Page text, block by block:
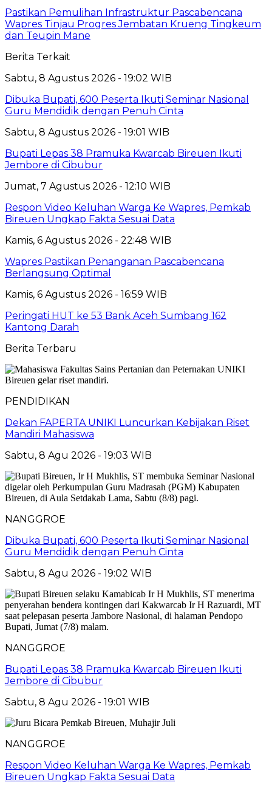
Pastikan Pemulihan Infrastruktur Pascabencana
Wapres Tinjau Progres Jembatan Krueng Tingkeum
dan Teupin Mane
Berita Terkait
Sabtu, 8 Agustus 2026 - 19:02 WIB
Dibuka Bupati, 600 Peserta Ikuti Seminar Nasional
Guru Mendidik dengan Penuh Cinta
Sabtu, 8 Agustus 2026 - 19:01 WIB
Bupati Lepas 38 Pramuka Kwarcab Bireuen Ikuti
Jembore di Cibubur
Jumat, 7 Agustus 2026 - 12:10 WIB
Respon Video Keluhan Warga Ke Wapres, Pemkab
Bireuen Ungkap Fakta Sesuai Data
Kamis, 6 Agustus 2026 - 22:48 WIB
Wapres Pastikan Penanganan Pascabencana
Berlangsung Optimal
Kamis, 6 Agustus 2026 - 16:59 WIB
Peringati HUT ke 53 Bank Aceh Sumbang 162
Kantong Darah
Berita Terbaru
PENDIDIKAN
Dekan FAPERTA UNIKI Luncurkan Kebijakan Riset
Mandiri Mahasiswa
Sabtu, 8 Agu 2026 - 19:03 WIB
NANGGROE
Dibuka Bupati, 600 Peserta Ikuti Seminar Nasional
Guru Mendidik dengan Penuh Cinta
Sabtu, 8 Agu 2026 - 19:02 WIB
NANGGROE
Bupati Lepas 38 Pramuka Kwarcab Bireuen Ikuti
Jembore di Cibubur
Sabtu, 8 Agu 2026 - 19:01 WIB
NANGGROE
Respon Video Keluhan Warga Ke Wapres, Pemkab
Bireuen Ungkap Fakta Sesuai Data